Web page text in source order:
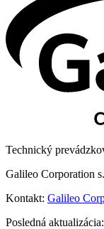
Technický
Galileo Corporation
Kontakt: Galileo
Posledná